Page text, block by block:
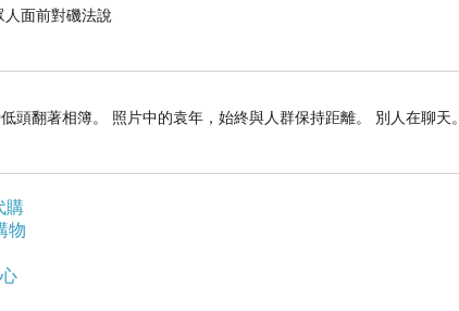
面前對磯法說
翻著相簿。 照片中的袁年，始終與人群保持距離。 別人在聊天。
購
物